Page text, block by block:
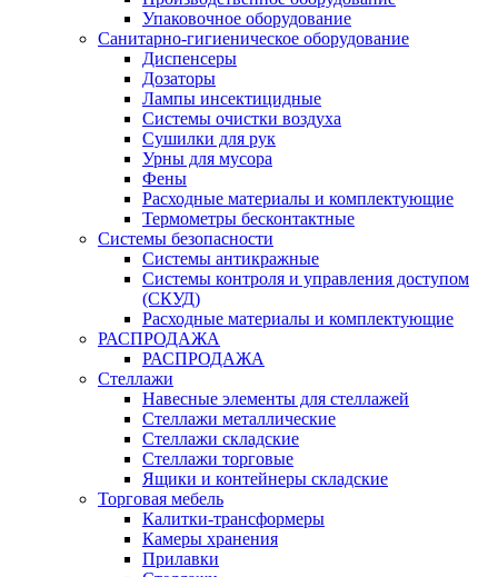
Упаковочное оборудование
Санитарно-гигиеническое оборудование
Диспенсеры
Дозаторы
Лампы инсектицидные
Системы очистки воздуха
Сушилки для рук
Урны для мусора
Фены
Расходные материалы и комплектующие
Термометры бесконтактные
Системы безопасности
Системы антикражные
Системы контроля и управления доступом
(СКУД)
Расходные материалы и комплектующие
РАСПРОДАЖА
РАСПРОДАЖА
Стеллажи
Навесные элементы для стеллажей
Стеллажи металлические
Стеллажи складские
Стеллажи торговые
Ящики и контейнеры складские
Торговая мебель
Калитки-трансформеры
Камеры хранения
Прилавки